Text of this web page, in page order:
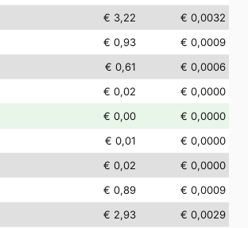
€ 3,22
€ 0,0032
€ 0,93
€ 0,0009
€ 0,61
€ 0,0006
€ 0,02
€ 0,0000
€ 0,00
€ 0,0000
€ 0,01
€ 0,0000
€ 0,02
€ 0,0000
€ 0,89
€ 0,0009
€ 2,93
€ 0,0029